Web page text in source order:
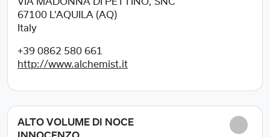
67100
L'AQUILA (AQ)
Italy
+39 0862 580 661
http://www.alchemist.it
ALTO VOLUME DI NOCE